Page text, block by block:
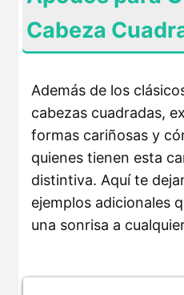
Cabeza
Además de los
cabezas cuadradas,
formas cariñosas y
quienes tienen esta
distintiva. Aquí te
ejemplos adicionales
una sonrisa a